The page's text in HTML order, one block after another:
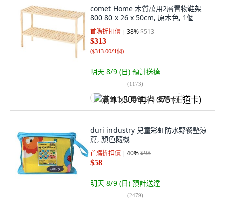
comet Home 木質萬用2層置物鞋架
800 80 x 26 x 50cm, 原木色, 1個
首購折扣價 38%$513
$313
($313.00/1個)
明天 8/9 (日) 預計送達
(1173)
满 $1,500 再省 $75 (王道卡)
duri industry 兒童彩虹防水野餐墊涼
蓆, 顏色隨機
首購折扣價 40%$98
$58
明天 8/9 (日) 預計送達
(2479)